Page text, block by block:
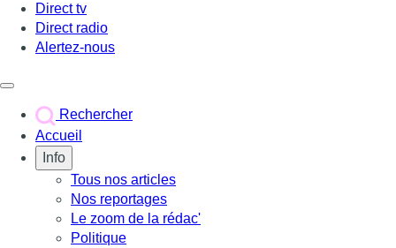
Direct tv
Direct radio
Alertez-nous
Rechercher
Accueil
Info
Tous nos articles
Nos reportages
Le zoom de la rédac'
Politique